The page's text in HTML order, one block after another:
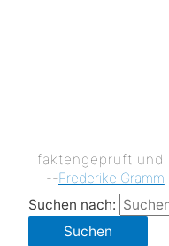
faktengeprüft und
--Frederike Gramm
Suchen nach: